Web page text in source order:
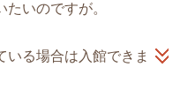
いのですが。
いる場合は入館できま